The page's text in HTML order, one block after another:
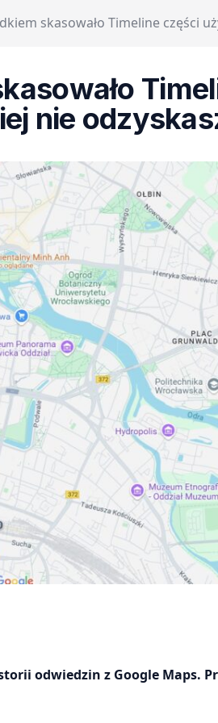
skasowało Timeline części
nie
odwiedzin z Google Maps.